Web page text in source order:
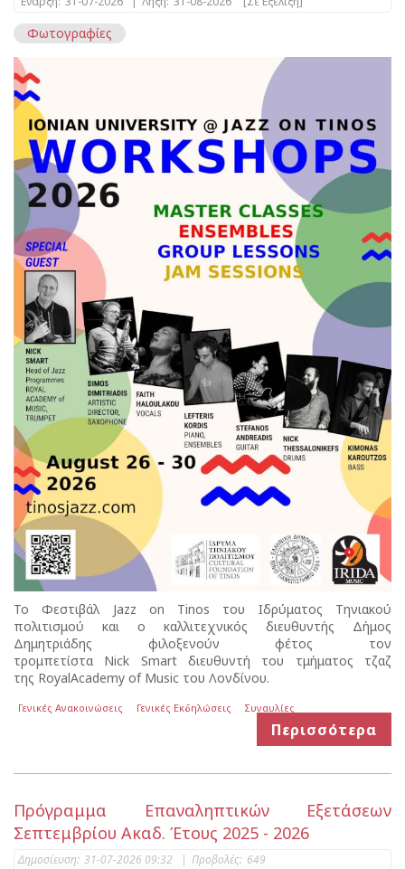
Φωτογραφίες
Το Φεστιβάλ Jazz on Tinos του Ιδρύματος Τηνιακού
πολιτισμού και ο καλλιτεχνικός διευθυντής Δήμος
Δημητριάδης φιλοξενούν φέτος τον
τρομπετίστα Nick Smart διευθυντή του τμήματος τζαζ
της RoyalAcademy of Music του Λονδίνου.
Γενικές Ανακοινώσεις Γενικές Εκδηλώσεις Συναυλίες
Περισσότερα
Πρόγραμμα Επαναληπτικών Εξετάσεων
Σεπτεμβρίου Ακαδ. Έτους 2025 - 2026
Δημοσίευση: 31-07-2026 09:32 | Προβολές: 649